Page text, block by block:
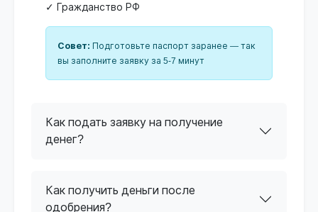
✓ Гражданство РФ
Совет: Подготовьте паспорт заранее — так
вы заполните заявку за 5-7 минут
Как подать заявку на получение
денег?
Как получить деньги после
одобрения?